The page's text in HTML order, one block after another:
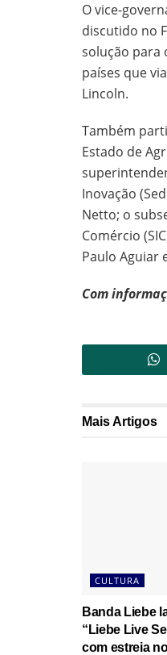
O vice-
discutido no
solução para
países que
Lincoln.
​Também
Estado de
Inovação
Netto; o
Comércio
Paulo Aguiar
Com
MaisArtigos
CULTURA
Banda Liebe
“Liebe Live
com estreia